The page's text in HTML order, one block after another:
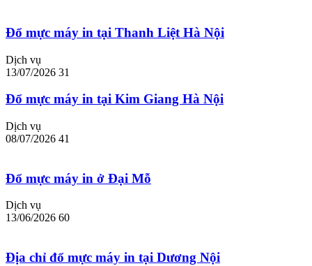
Đổ mực máy in tại Thanh Liệt Hà Nội
Dịch vụ
13/07/2026 31
Đổ mực máy in tại Kim Giang Hà Nội
Dịch vụ
08/07/2026 41
Đổ mực máy in ở Đại Mỗ
Dịch vụ
13/06/2026 60
Địa chỉ đổ mực máy in tại Dương Nội